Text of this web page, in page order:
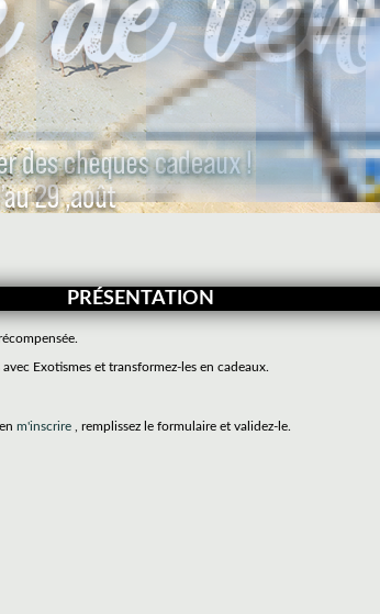
PRÉSENTATION
Exotismes et transformez-les en cadeaux.
m'inscrire , remplissez le formulaire et validez-le.